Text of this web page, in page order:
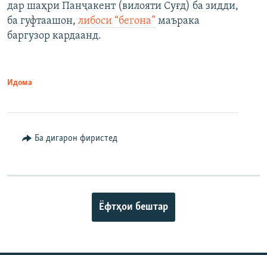
дар шаҳри Панҷакент (вилояти Суғд) ба зидди,
ба гуфтаашон, либоси “бегона” маърака
баргузор кардаанд.
Идома
Ба дигарон фиристед
Ёфтҳои бештар